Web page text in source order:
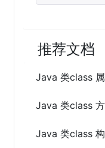
推荐文档
Java 类class
Java 类class
Java 类class